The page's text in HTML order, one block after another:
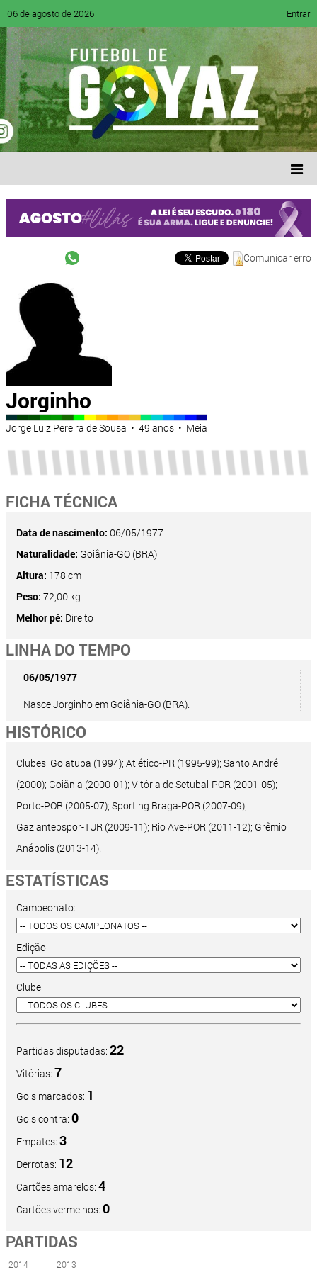
06 de agosto de 2026 Entrar
Comunicar erro
Jorginho
Jorge Luiz Pereira de Sousa • 49 anos • Meia
FICHA TÉCNICA
Data de nascimento: 06/05/1977
Naturalidade: Goiânia-GO (BRA)
Altura: 178 cm
Peso: 72,00 kg
Melhor pé: Direito
LINHA DO TEMPO
06/05/1977
Nasce Jorginho em Goiânia-GO (BRA).
HISTÓRICO
Clubes: Goiatuba (1994); Atlético-PR (1995-99); Santo André
(2000); Goiânia (2000-01); Vitória de Setubal-POR (2001-05);
Porto-POR (2005-07); Sporting Braga-POR (2007-09);
Gaziantepspor-TUR (2009-11); Rio Ave-POR (2011-12); Grêmio
Anápolis (2013-14).
ESTATÍSTICAS
Campeonato:
Edição:
Clube:
Partidas disputadas: 22
Vitórias: 7
Gols marcados: 1
Gols contra: 0
Empates: 3
Derrotas: 12
Cartões amarelos: 4
Cartões vermelhos: 0
PARTIDAS
2014 2013